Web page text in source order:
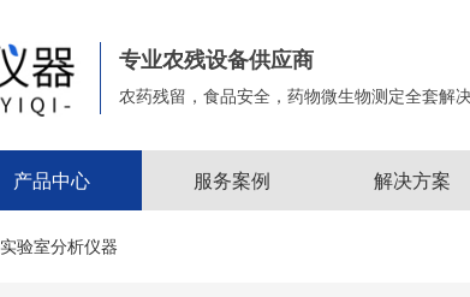
专业农残设备供应商
农药残留，食品安全，药物微生物测定全套解
产品中心 服务案例 解决方案
实验室分析仪器